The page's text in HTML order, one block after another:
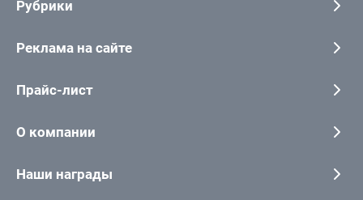
Рубрики
Реклама на сайте
Прайс-лист
О компании
Наши награды